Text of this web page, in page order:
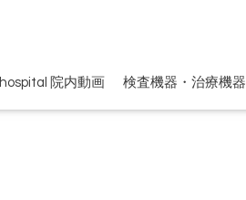
hospital 院内動画 検査機器・治療機器